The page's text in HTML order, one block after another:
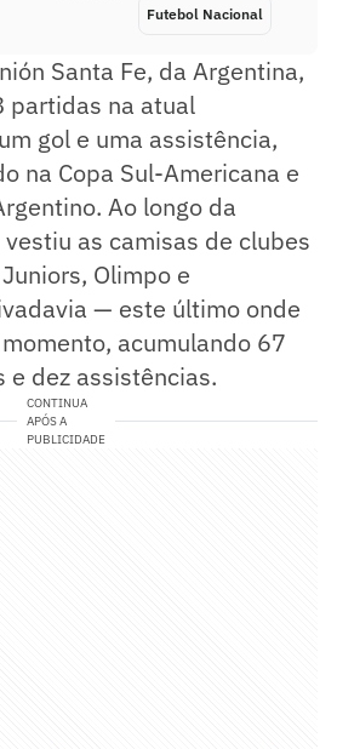
Futebol Nacional
Santa Fe, da Argentina,
partidas na atual
gol e uma assistência,
na Copa Sul-Americana e
Ao longo da
as camisas de clubes
Olimpo e
— este último onde
acumulando 67
e dez assistências.
CONTINUA
APÓS A
PUBLICIDADE